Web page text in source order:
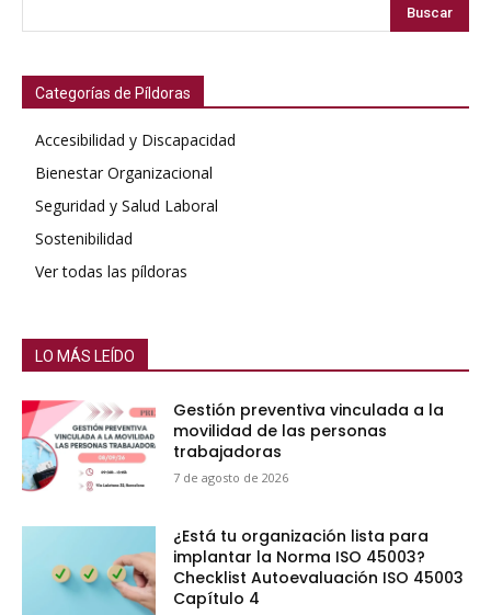
Buscar
Categorías de Píldoras
Accesibilidad y Discapacidad
Bienestar Organizacional
Seguridad y Salud Laboral
Sostenibilidad
Ver todas las píldoras
LO MÁS LEÍDO
Gestión preventiva vinculada a la
movilidad de las personas
trabajadoras
7 de agosto de 2026
¿Está tu organización lista para
implantar la Norma ISO 45003?
Checklist Autoevaluación ISO 45003
Capítulo 4